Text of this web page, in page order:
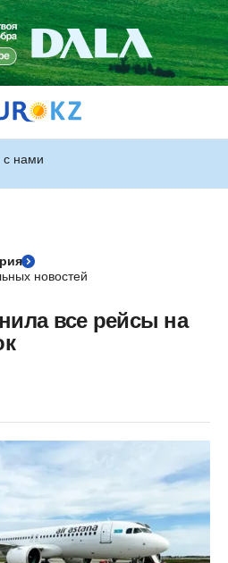
с нами
новостей
все рейсы на